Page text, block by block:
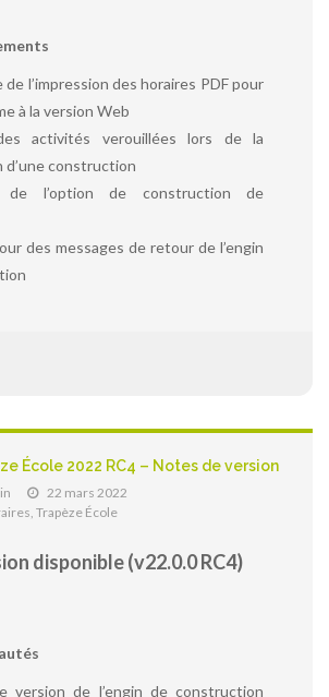
de l’impression des horaires PDF pour
à la version Web
activités verouillées lors de la
construction
de l’option de construction de
des messages de retour de l’engin
École 2022 RC4 – Notes de version
22 mars 2022
, Trapèze École
disponible (v22.0.0 RC4)
version de l’engin de construction